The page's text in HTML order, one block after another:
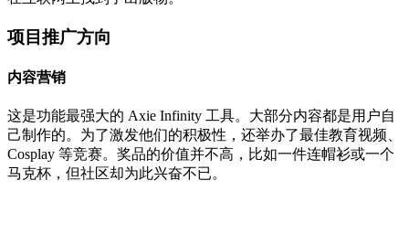
项目推广方向
内容营销
这是功能最强大的 Axie Infinity 工具。大部分内容都是用户自
己制作的。为了激发他们的积极性，还举办了最佳教育视频、
Cosplay 等竞赛。奖品的价值并不高，比如一件连帽衫或一个
马克杯，但社区却为此兴奋不已。